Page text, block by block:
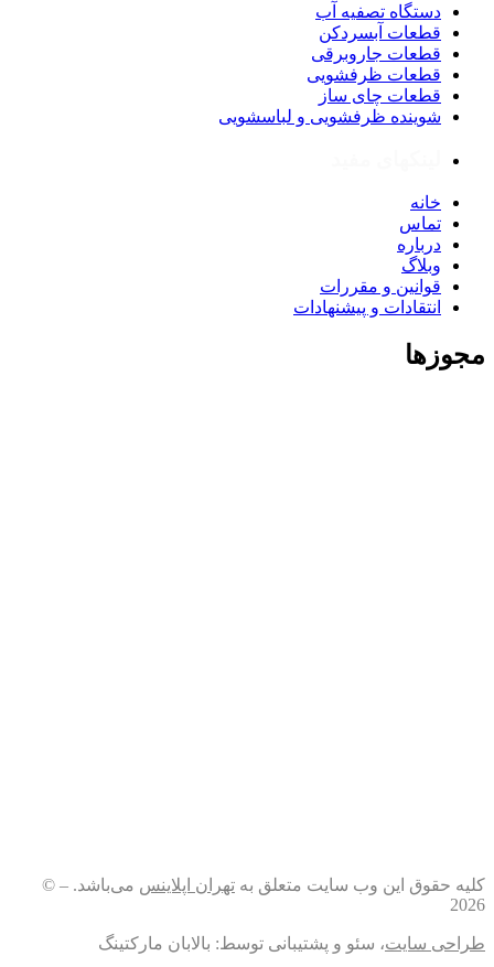
دستگاه تصفیه آب
قطعات آبسردکن
قطعات جاروبرقی
قطعات ظرفشویی
قطعات چای ساز
شوینده ظرفشویی و لباسشویی
خانه
تماس
درباره
وبلاگ
قوانین و مقررات
انتقادات و پیشنهادات
مجوزها
کلیه حقوق این وب سایت متعلق به تهران اپلاینس می‌باشد. – ©
2026
طراحی سایت، سئو و پشتیبانی توسط: بالابان مارکتینگ